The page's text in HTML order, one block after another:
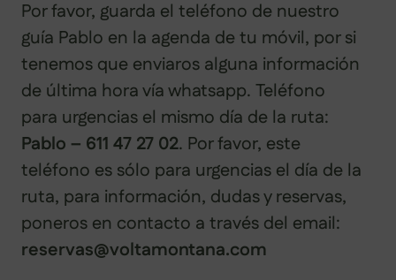
Por favor, guarda el teléfono de nuestro
guía Pablo en la agenda de tu móvil, por si
tenemos que enviaros alguna información
de última hora vía whatsapp. Teléfono
para urgencias el mismo día de la ruta:
Pablo – 611 47 27 02. Por favor, este
teléfono es sólo para urgencias el día de la
ruta, para información, dudas y reservas,
poneros en contacto a través del email:
reservas@voltamontana.com